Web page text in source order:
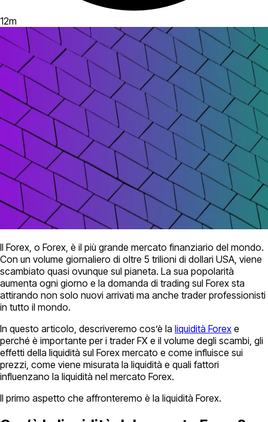
12m
Il Forex, o Forex, è il più grande mercato finanziario del mondo.
Con un volume giornaliero di oltre 5 trilioni di dollari USA, viene
scambiato quasi ovunque sul pianeta. La sua popolarità
aumenta ogni giorno e la domanda di trading sul Forex sta
attirando non solo nuovi arrivati ma anche trader professionisti
in tutto il mondo.
In questo articolo, descriveremo cos’è la liquidità Forex e
perché è importante per i trader FX e il volume degli scambi, gli
effetti della liquidità sul Forex mercato e come influisce sui
prezzi, come viene misurata la liquidità e quali fattori
influenzano la liquidità nel mercato Forex.
Il primo aspetto che affronteremo è la liquidità Forex.